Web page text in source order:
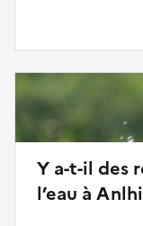
Y a-t-il des
l’eau à